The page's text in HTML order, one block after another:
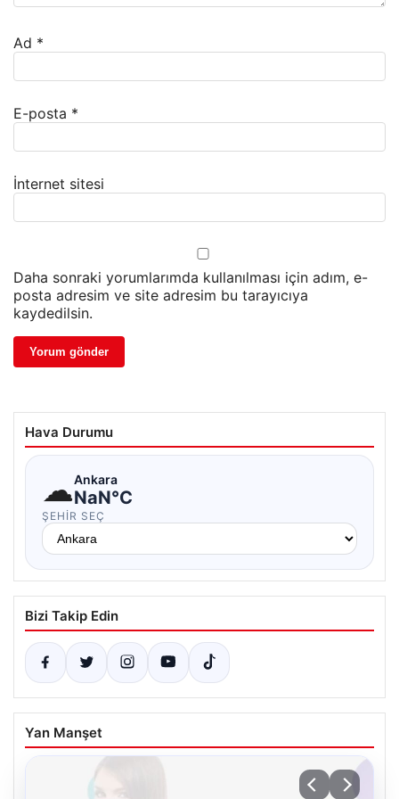
Ad *
E-posta *
İnternet sitesi
Daha sonraki yorumlarımda kullanılması için adım, e-
posta adresim ve site adresim bu tarayıcıya
kaydedilsin.
Hava Durumu
☁Ankara
NaN°C
ŞEHIR SEÇ
Bizi Takip Edin
Yan Manşet